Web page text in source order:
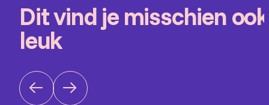
Dit vind je misschien ook
leuk